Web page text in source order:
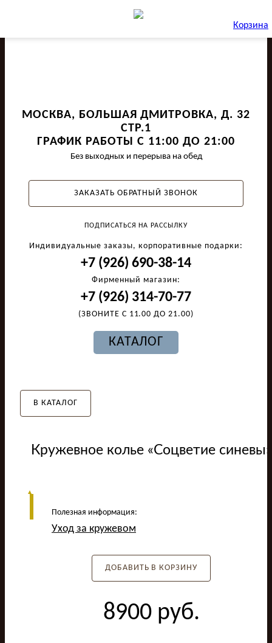
МОСКВА, БОЛЬШАЯ ДМИТРОВКА, Д. 32
СТР.1
ГРАФИК РАБОТЫ С 11:00 ДО 21:00
Без выходных и перерыва на обед
ЗАКАЗАТЬ ОБРАТНЫЙ ЗВОНОК
ПОДПИСАТЬСЯ НА РАССЫЛКУ
Индивидуальные заказы, корпоративные подарки:
+7 (926) 690-38-14
Фирменный магазин:
+7 (926) 314-70-77
(ЗВОНИТЕ С 11.00 ДО 21.00)
КАТАЛОГ
Корзина
В КАТАЛОГ
Кружевное колье «Соцветие синевы»
Полезная информация:
Уход за кружевом
ДОБАВИТЬ В КОРЗИНУ
8900руб.